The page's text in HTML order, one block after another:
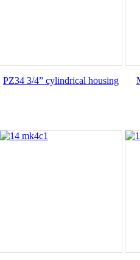
PZ34 3/4” cylindrical housing